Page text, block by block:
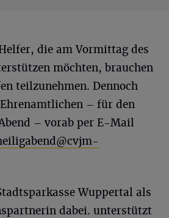
die am Vormittag des
möchten, brauchen
teilzunehmen. Dennoch
– für den
– vorab per E-Mail
Wuppertal als
dabei. unterstützt